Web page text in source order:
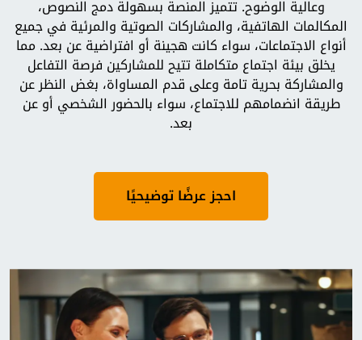
وعالية الوضوح. تتميز المنصة بسهولة دمج النصوص،
المكالمات الهاتفية، والمشاركات الصوتية والمرئية في جميع
أنواع الاجتماعات، سواء كانت هجينة أو افتراضية عن بعد. مما
يخلق بيئة اجتماع متكاملة تتيح للمشاركين فرصة التفاعل
والمشاركة بحرية تامة وعلى قدم المساواة، بغض النظر عن
طريقة انضمامهم للاجتماع، سواء بالحضور الشخصي أو عن
بعد.
احجز عرضًا توضيحيًا